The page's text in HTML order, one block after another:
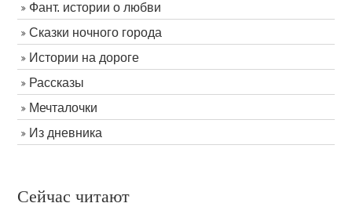
Фант. истории о любви
Сказки ночного города
Истории на дороге
Рассказы
Мечталочки
Из дневника
Сейчас читают